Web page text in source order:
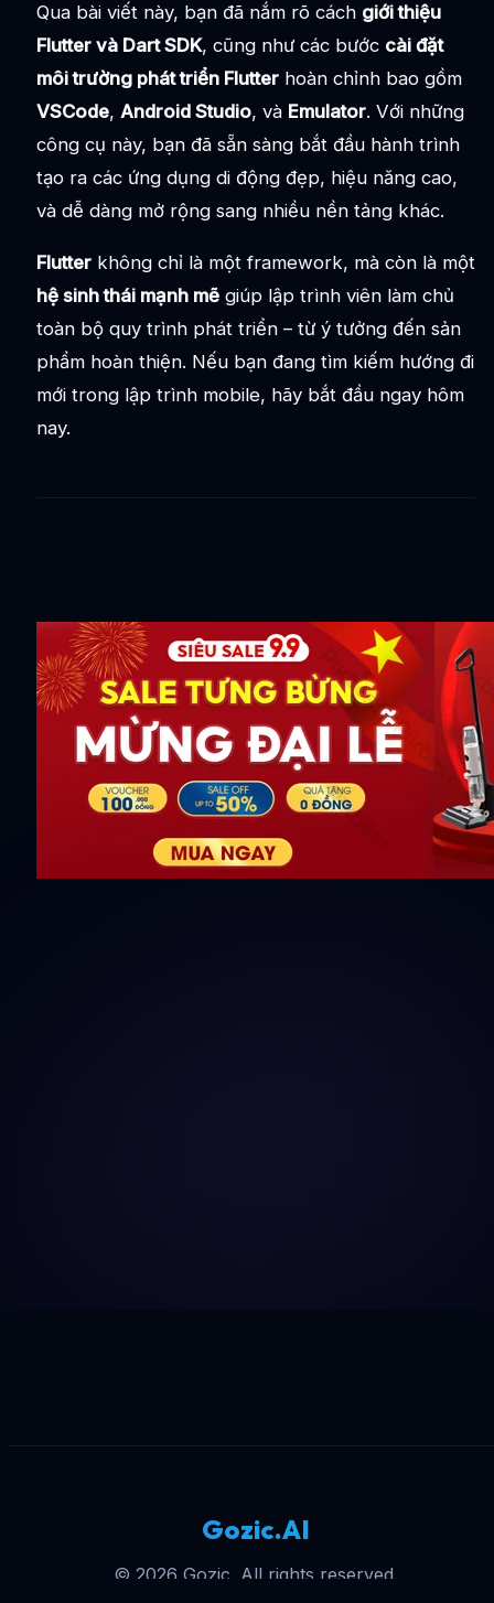
Qua bài viết này, bạn đã nắm rõ cách giới thiệu
Flutter và Dart SDK, cũng như các bước cài đặt
môi trường phát triển Flutter hoàn chỉnh bao gồm
VSCode, Android Studio, và Emulator. Với những
công cụ này, bạn đã sẵn sàng bắt đầu hành trình
tạo ra các ứng dụng di động đẹp, hiệu năng cao,
và dễ dàng mở rộng sang nhiều nền tảng khác.
Flutter không chỉ là một framework, mà còn là một
hệ sinh thái mạnh mẽ giúp lập trình viên làm chủ
toàn bộ quy trình phát triển – từ ý tưởng đến sản
phẩm hoàn thiện. Nếu bạn đang tìm kiếm hướng đi
mới trong lập trình mobile, hãy bắt đầu ngay hôm
nay.
Gozic.AI
© 2026 Gozic. All rights reserved.